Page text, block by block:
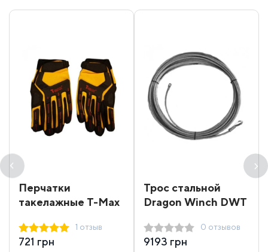
Перчатки
такелажные T-Max
1 отзыв
721 грн
Трос стальной
Dragon Winch DWT
0 отзывов
9193 грн